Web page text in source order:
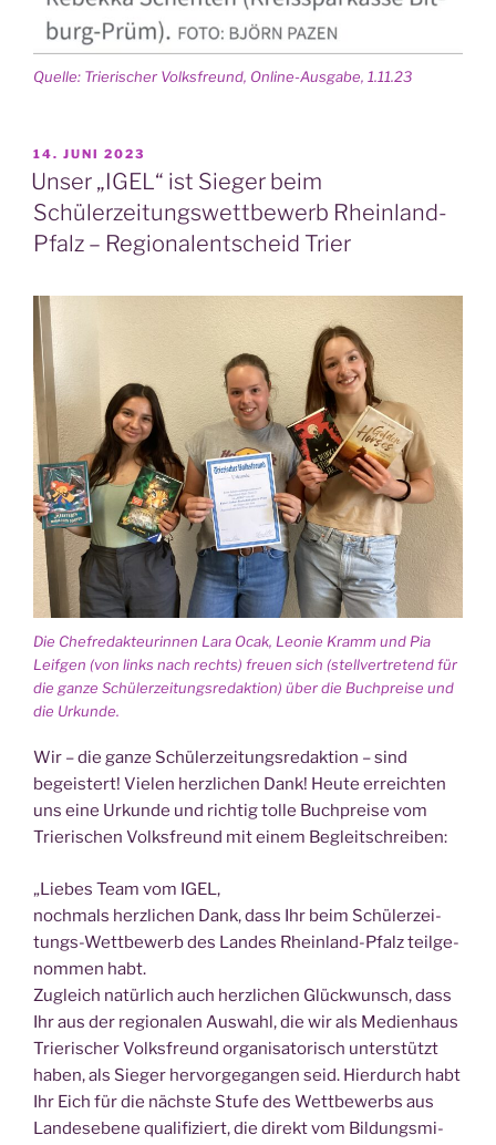
Quel­le: Trie­ri­scher Volks­freund, Online-Aus­ga­be, 1.11.23
VERÖFFENTLICHT
AM
14. JUNI 2023
Unser „IGEL“ ist Sieger beim
Schülerzeitungswettbewerb Rheinland-
Pfalz – Regionalentscheid Trier
Die Chef­re­dak­teu­rin­nen Lara Ocak, Leo­nie Kramm und Pia
Leif­gen (von links nach rechts) freu­en sich (stell­ver­tre­tend für
die gan­ze Schü­ler­zei­tungs­re­dak­ti­on) über die Buch­prei­se und
die Urkunde.
Wir – die gan­ze Schü­ler­zei­tungs­re­dak­ti­on – sind
begeis­tert! Vie­len herz­li­chen Dank! Heu­te erreich­ten
uns eine Urkun­de und rich­tig tol­le Buch­prei­se vom
Trie­ri­schen Volks­freund mit einem Begleitschreiben:
„Lie­bes Team vom IGEL,
noch­mals herz­li­chen Dank, dass Ihr beim Schü­ler­zei­
tungs-Wett­be­werb des Lan­des Rhein­land-Pfalz teil­ge­
nom­men habt.
Zugleich natür­lich auch herz­li­chen Glück­wunsch, dass
Ihr aus der regio­na­len Aus­wahl, die wir als Medi­en­haus
Trie­ri­scher Volks­freund orga­ni­sa­to­risch unter­stützt
haben, als Sie­ger her­vor­ge­gan­gen seid. Hier­durch habt
Ihr Eich für die nächs­te Stu­fe des Wett­be­werbs aus
Lan­des­ebe­ne qua­li­fi­ziert, die direkt vom Bil­dungs­mi­